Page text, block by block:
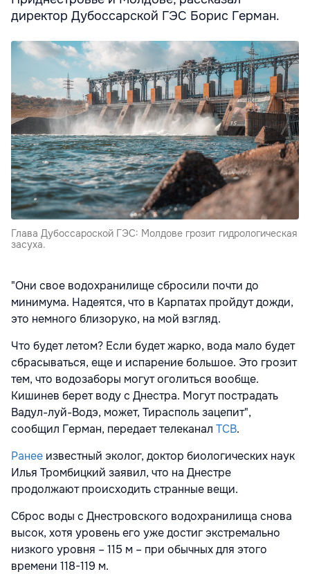
директор Дубоссарской ГЭС Борис Герман.
Глава Дубоссароской ГЭС: Молдове грозит гидрологическая
засуха.
"Они свое водохранилище сбросили почти до
минимума. Надеятся, что в Карпатах пройдут дожди,
это немного близоруко, на мой взгляд.
Что будет летом? Если будет жарко, вода мало будет
сбрасываться, еще и испарение большое. Это грозит
тем, что водозаборы могут оголиться вообще.
Кишинев берет воду с Днестра. Могут пострадать
Вадул-луй-Водэ, может, Тирасполь зацепит",
сообщил Герман, передает телеканал ТСВ.
Ранее известный эколог, доктор биологических наук
Илья Тромбицкий заявил, что на Днестре
продолжают происходить странные вещи.
Cброс воды с Днестровского водохранилища снова
высок, хотя уровень его уже достиг экстремально
низкого уровня – 115 м – при обычных для этого
времени 118-119 м.